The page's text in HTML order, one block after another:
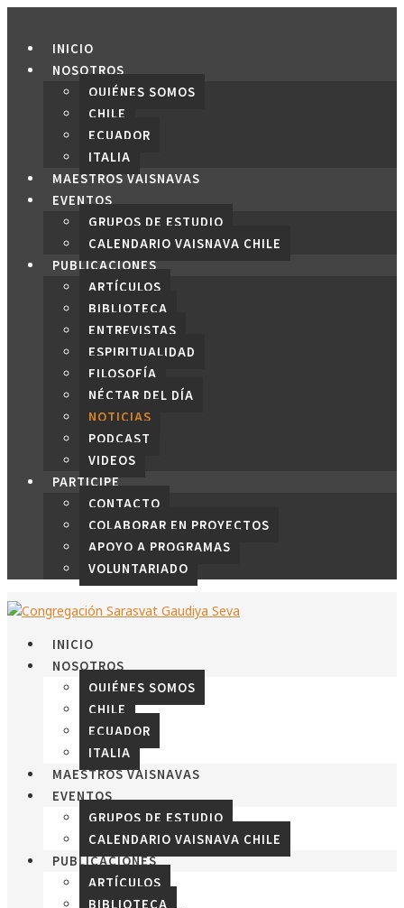
contenidoINICIO
NOSOTROS
QUIÉNES SOMOS
CHILE
ECUADOR
ITALIA
MAESTROS VAISNAVAS
EVENTOS
GRUPOS DE ESTUDIO
CALENDARIO VAISNAVA CHILE
PUBLICACIONES
ARTÍCULOS
BIBLIOTECA
ENTREVISTAS
ESPIRITUALIDAD
FILOSOFÍA
NÉCTAR DEL DÍA
NOTICIAS
PODCAST
VIDEOS
PARTICIPE
CONTACTO
COLABORAR EN PROYECTOS
APOYO A PROGRAMAS
VOLUNTARIADO
INICIO
NOSOTROS
QUIÉNES SOMOS
CHILE
ECUADOR
ITALIA
MAESTROS VAISNAVAS
EVENTOS
GRUPOS DE ESTUDIO
CALENDARIO VAISNAVA CHILE
PUBLICACIONES
ARTÍCULOS
BIBLIOTECA